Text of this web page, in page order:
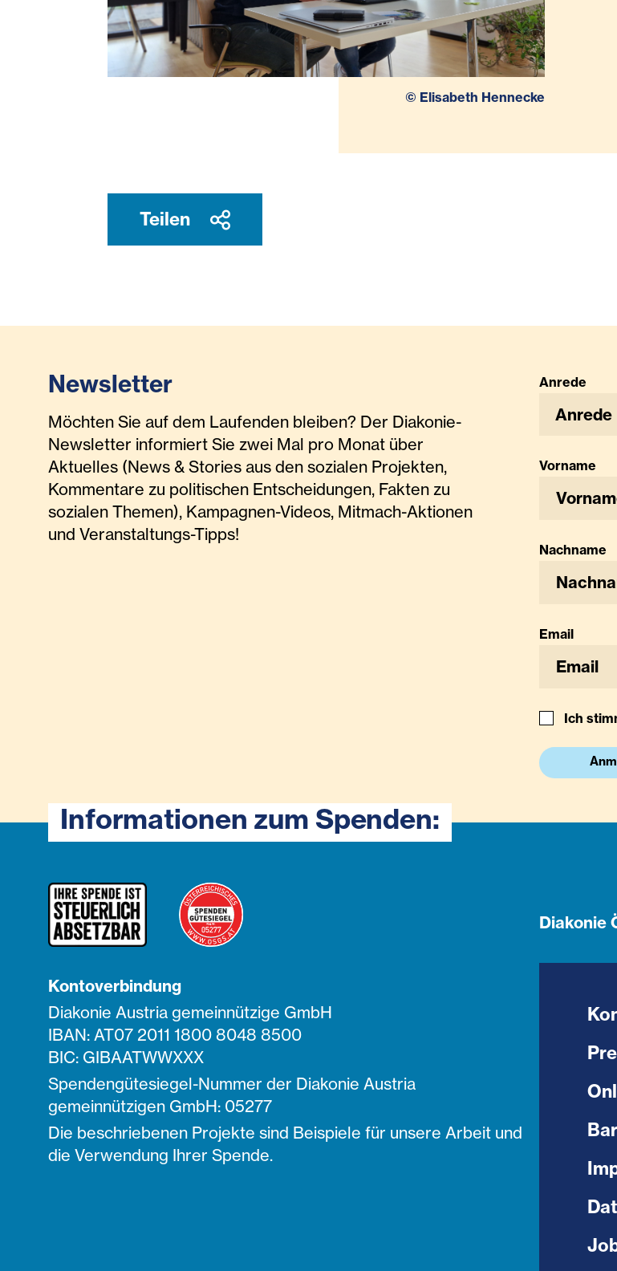
© Elisabeth Hennecke
Teilen
Newsletter
Möchten Sie auf dem Laufenden bleiben? Der Diakonie-
Newsletter informiert Sie zwei Mal pro Monat über
Aktuelles (News & Stories aus den sozialen Projekten,
Kommentare zu politischen Entscheidungen, Fakten zu
sozialen Themen), Kampagnen-Videos, Mitmach-Aktionen
und Veranstaltungs-Tipps!
Anrede
Anrede
Vorname
Nachname
Email
Ich
Informationen zum Spenden:
Kontoverbindung
Diakonie Austria gemeinnützige GmbH
IBAN: AT07 2011 1800 8048 8500
BIC: GIBAATWWXXX
Spendengütesiegel-Nummer der Diakonie Austria
gemeinnützigen GmbH: 05277
Die beschriebenen Projekte sind Beispiele für unsere Arbeit und
die Verwendung Ihrer Spende.
Diakonie